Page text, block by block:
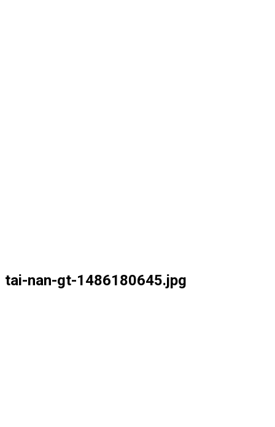
tai-nan-gt-1486180645.jpg